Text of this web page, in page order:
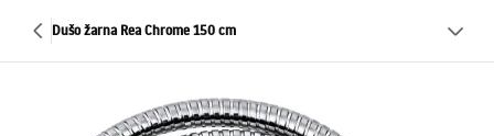
Dušo žarna Rea Chrome 150 cm